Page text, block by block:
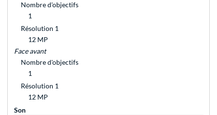
Nombre d'objectifs
1
Résolution 1
12 MP
Face avant
Nombre d'objectifs
1
Résolution 1
12 MP
Son